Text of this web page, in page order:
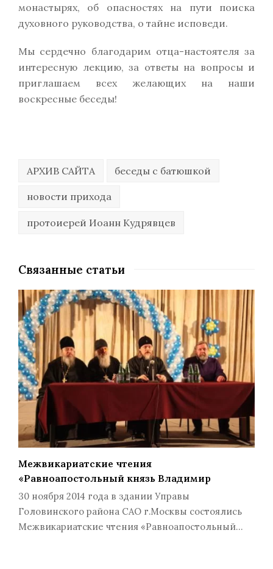
монастырях, об опасностях на пути поиска
духовного руководства, о тайне исповеди.
Мы сердечно благодарим отца-настоятеля за
интересную лекцию, за ответы на вопросы и
приглашаем всех желающих на наши
воскресные беседы!
АРХИВ САЙТА беседы с батюшкой
новости прихода
протоиерей Иоанн Кудрявцев
Связанные статьи
Межвикариатские чтения
«Равноапостольный князь Владимир
30 ноября 2014 года в здании Управы
Головинского района САО г.Москвы состоялись
Межвикариатские чтения «Равноапостольный…